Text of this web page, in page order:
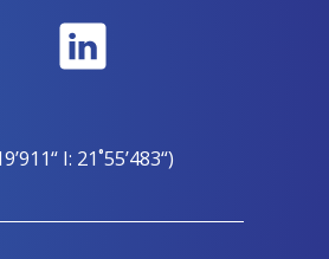
I: 21˚55’483“)